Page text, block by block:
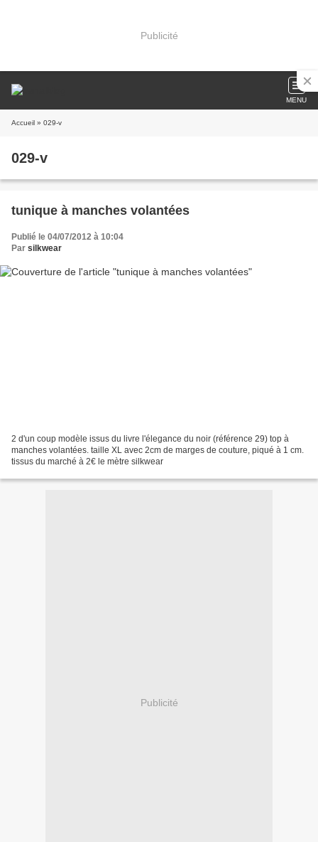
Publicité
MENU
Accueil » 029-v
029-v
tunique à manches volantées
Publié le 04/07/2012 à 10:04
Par silkwear
2 d'un coup modèle issus du livre l'élegance du noir (référence 29) top à
manches volantées. taille XL avec 2cm de marges de couture, piqué à 1 cm.
tissus du marché à 2€ le mètre silkwear
Publicité